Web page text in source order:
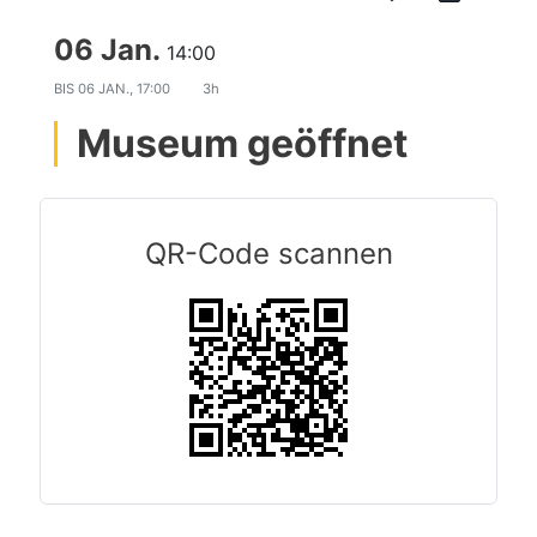
06 Jan. 14:00
BIS 06 JAN., 17:00 3h
Museum geöffnet
QR-Code scannen